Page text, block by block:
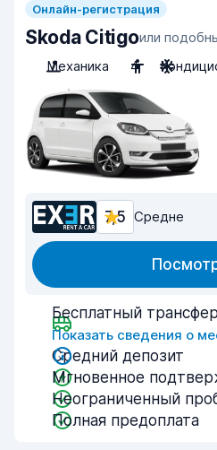
Онлайн-регистрация
Skoda Citigoили
Механика
4
7,5 Средне
Бесплатный трансфер
Показать сведения о
Средний депозит
Мгновенное
Неограниченный
Полная предоплата